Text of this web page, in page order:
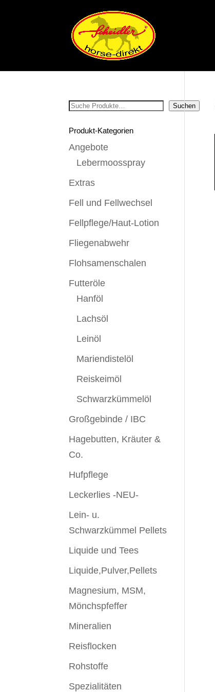
Suchen Suchen
Produkt-Kategorien
Angebote
Lebermoosspray
Extras
Fell und Fellwechsel
Fellpflege/Haut-Lotion
Fliegenabwehr
Flohsamenschalen
Futteröle
Hanföl
Lachsöl
Leinöl
Mariendistelöl
Reiskeimöl
Schwarzkümmelöl
Großgebinde / IBC
Hagebutten, Kräuter &
Co.
Hufpflege
Leckerlies -NEU-
Lein- u.
Schwarzkümmel Pellets
Liquide und Tees
Liquide,Pulver,Pellets
Magnesium, MSM,
Mönchspfeffer
Mineralien
Reisflocken
Rohstoffe
Spezialitäten